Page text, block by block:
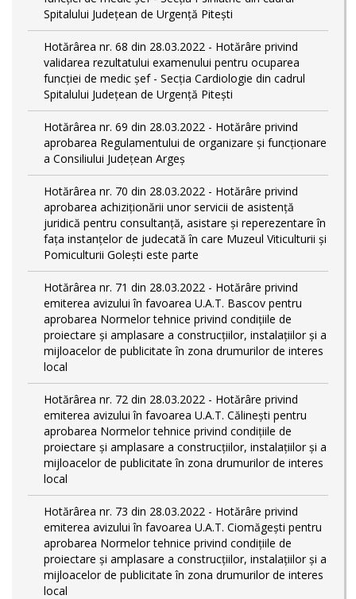
Spitalului Județean de Urgență Pitești
Hotărârea nr. 68 din 28.03.2022 - Hotărâre privind
validarea rezultatului examenului pentru ocuparea
funcției de medic șef - Secția Cardiologie din cadrul
Spitalului Județean de Urgență Pitești
Hotărârea nr. 69 din 28.03.2022 - Hotărâre privind
aprobarea Regulamentului de organizare și funcționare
a Consiliului Județean Argeș
Hotărârea nr. 70 din 28.03.2022 - Hotărâre privind
aprobarea achiziționării unor servicii de asistență
juridică pentru consultanță, asistare și reperezentare în
fața instanțelor de judecată în care Muzeul Viticulturii și
Pomiculturii Golești este parte
Hotărârea nr. 71 din 28.03.2022 - Hotărâre privind
emiterea avizului în favoarea U.A.T. Bascov pentru
aprobarea Normelor tehnice privind condiţiile de
proiectare şi amplasare a construcţiilor, instalaţiilor şi a
mijloacelor de publicitate în zona drumurilor de interes
local
Hotărârea nr. 72 din 28.03.2022 - Hotărâre privind
emiterea avizului în favoarea U.A.T. Călinești pentru
aprobarea Normelor tehnice privind condiţiile de
proiectare şi amplasare a construcţiilor, instalaţiilor şi a
mijloacelor de publicitate în zona drumurilor de interes
local
Hotărârea nr. 73 din 28.03.2022 - Hotărâre privind
emiterea avizului în favoarea U.A.T. Ciomăgești pentru
aprobarea Normelor tehnice privind condiţiile de
proiectare şi amplasare a construcţiilor, instalaţiilor şi a
mijloacelor de publicitate în zona drumurilor de interes
local